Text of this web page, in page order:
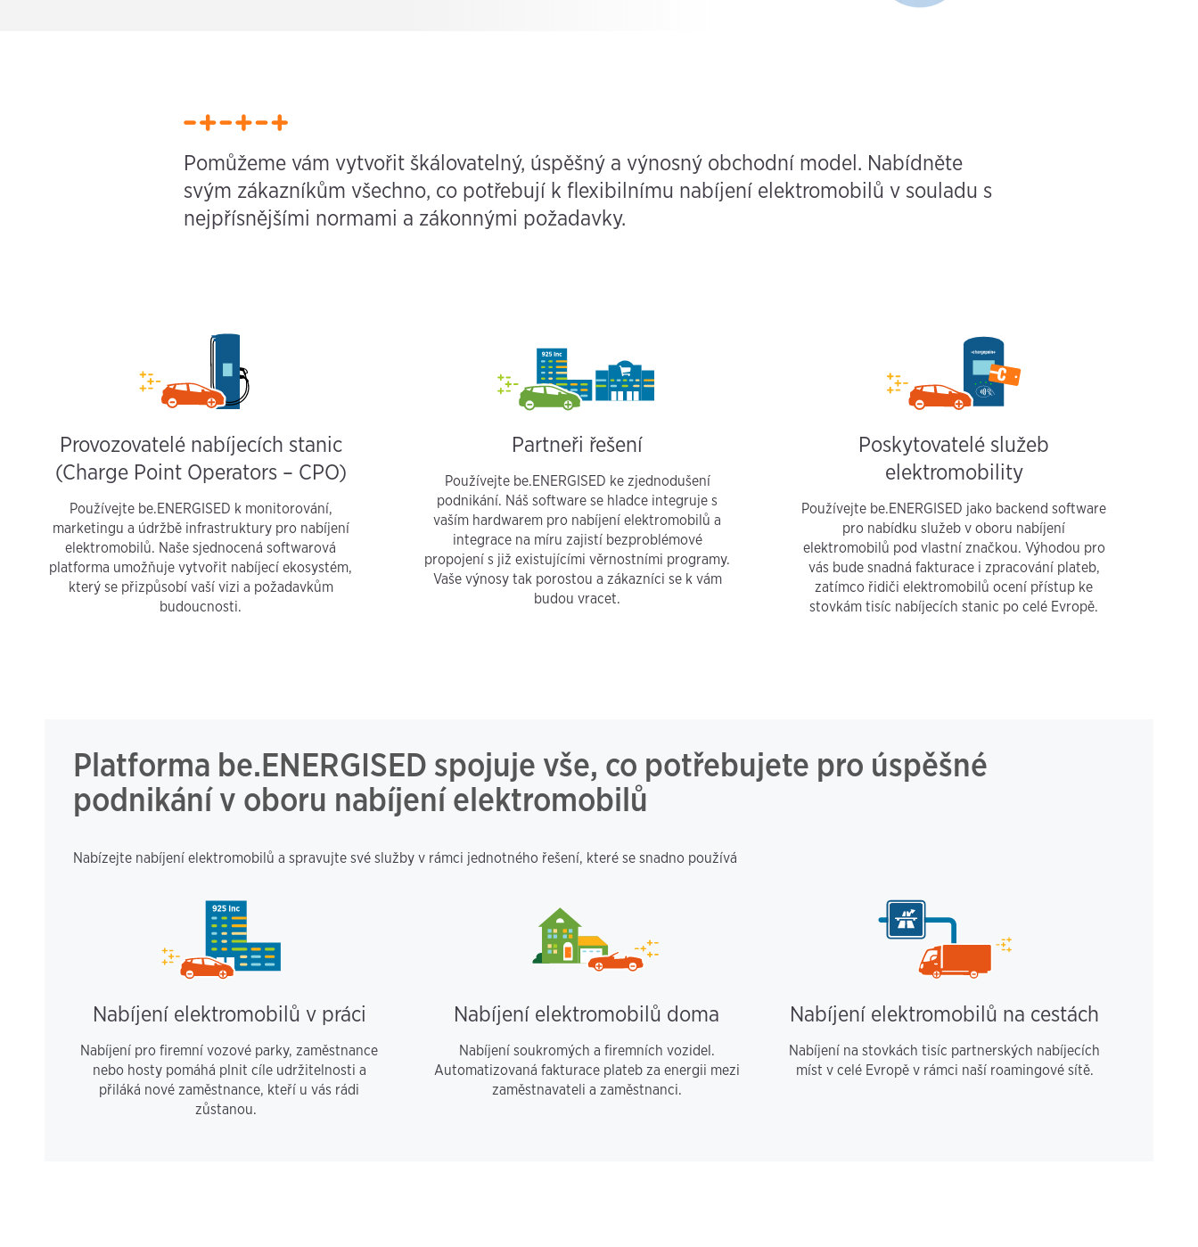
Pomůžeme vám vytvořit škálovatelný, úspěšný a výnosný obchodní model. Nabídněte
svým zákazníkům všechno, co potřebují k flexibilnímu nabíjení elektromobilů v souladu s
nejpřísnějšími normami a zákonnými požadavky.
Provozovatelé nabíjecích stanic
(Charge Point Operators – CPO)
Používejte be.ENERGISED k monitorování,
marketingu a údržbě infrastruktury pro nabíjení
elektromobilů. Naše sjednocená softwarová
platforma umožňuje vytvořit nabíjecí ekosystém,
který se přizpůsobí vaší vizi a požadavkům
budoucnosti.
Partneři řešení
Používejte be.ENERGISED ke zjednodušení
podnikání. Náš software se hladce integruje s
vaším hardwarem pro nabíjení elektromobilů a
integrace na míru zajistí bezproblémové
propojení s již existujícími věrnostními programy.
Vaše výnosy tak porostou a zákazníci se k vám
budou vracet.
Poskytovatelé služeb
elektromobility
Používejte be.ENERGISED jako backend software
pro nabídku služeb v oboru nabíjení
elektromobilů pod vlastní značkou. Výhodou pro
vás bude snadná fakturace i zpracování plateb,
zatímco řidiči elektromobilů ocení přístup ke
stovkám tisíc nabíjecích stanic po celé Evropě.
Platforma be.ENERGISED spojuje vše, co potřebujete pro úspěšné
podnikání v oboru nabíjení elektromobilů
Nabízejte nabíjení elektromobilů a spravujte své služby v rámci jednotného řešení, které se snadno používá
Nabíjení elektromobilů v práci
Nabíjení pro firemní vozové parky, zaměstnance
nebo hosty pomáhá plnit cíle udržitelnosti a
přiláká nové zaměstnance, kteří u vás rádi
zůstanou.
Nabíjení elektromobilů doma
Nabíjení soukromých a firemních vozidel.
Automatizovaná fakturace plateb za energii mezi
zaměstnavateli a zaměstnanci.
Nabíjení elektromobilů na cestách
Nabíjení na stovkách tisíc partnerských nabíjecích
míst v celé Evropě v rámci naší roamingové sítě.